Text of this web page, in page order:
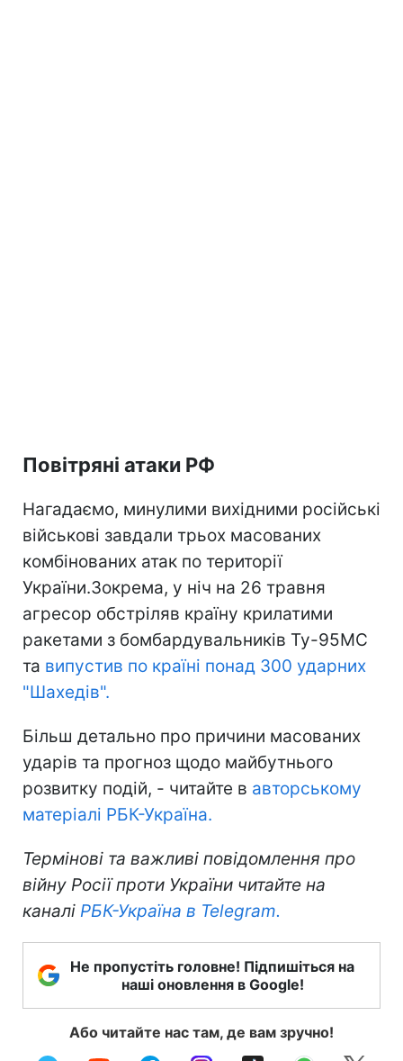
Повітряні атаки РФ
Нагадаємо, минулими вихідними російські
військові завдали трьох масованих
комбінованих атак по території
України.Зокрема, у ніч на 26 травня
агресор обстріляв країну крилатими
ракетами з бомбардувальників Ту-95МС
та випустив по країні понад 300 ударних
"Шахедів".
Більш детально про причини масованих
ударів та прогноз щодо майбутнього
розвитку подій, - читайте в авторському
матеріалі РБК-Україна.
Термінові та важливі повідомлення про
війну Росії проти України читайте на
каналі РБК-Україна в Telegram.
Не пропустіть головне! Підпишіться на
наші оновлення в Google!
Або читайте нас там, де вам зручно!